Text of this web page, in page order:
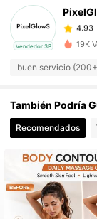
Vendedor 3P
4.93
4.93
4.93
4.93
4.93
4.93
4.93
19K
buen servicio
También Podría
Recomendados